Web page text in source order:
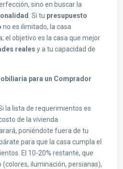
sino en buscar la
. Si tu presupuesto
no es ilimitado, la casa
el objetivo es la casa que mejor
reales y a tu capacidad de
para un Comprador
la lista de requerimientos es
de la vivienda
poniéndote fuera de tu
para que la casa cumpla el
El 10-20% restante, que
iluminación, persianas),